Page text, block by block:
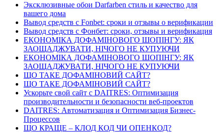
Эксклюзивные обои Darfarben стиль и качество для
вашего дома
Вывод средств с Fonbet: сроки и отзывы о верификации
Вывод средств с Фонбет: сроки, отзывы и верификация
ЕКОНОМІКА ДОФАМІНОВОГО ШОПІНГУ: ЯК
ЗАОЩАДЖУВАТИ, НІЧОГО НЕ КУПУЮЧИ
ЕКОНОМІКА ДОФАМІНОВОГО ШОПІНГУ: ЯК
ЗАОЩАДЖУВАТИ, НІЧОГО НЕ КУПУЮЧИ
ЩО ТАКЕ ДОФАМІНОВИЙ САЙТ?
ЩО ТАКЕ ДОФАМІНОВИЙ САЙТ?
Ускорьте свой сайт с DAITRES: Оптимизация
производительности и безопасности веб-проектов
DAITRES: Автоматизация и Оптимизация Бизнес-
Процессов
ЩО КРАЩЕ – КЛОД КОД ЧИ ОПЕНКОД?